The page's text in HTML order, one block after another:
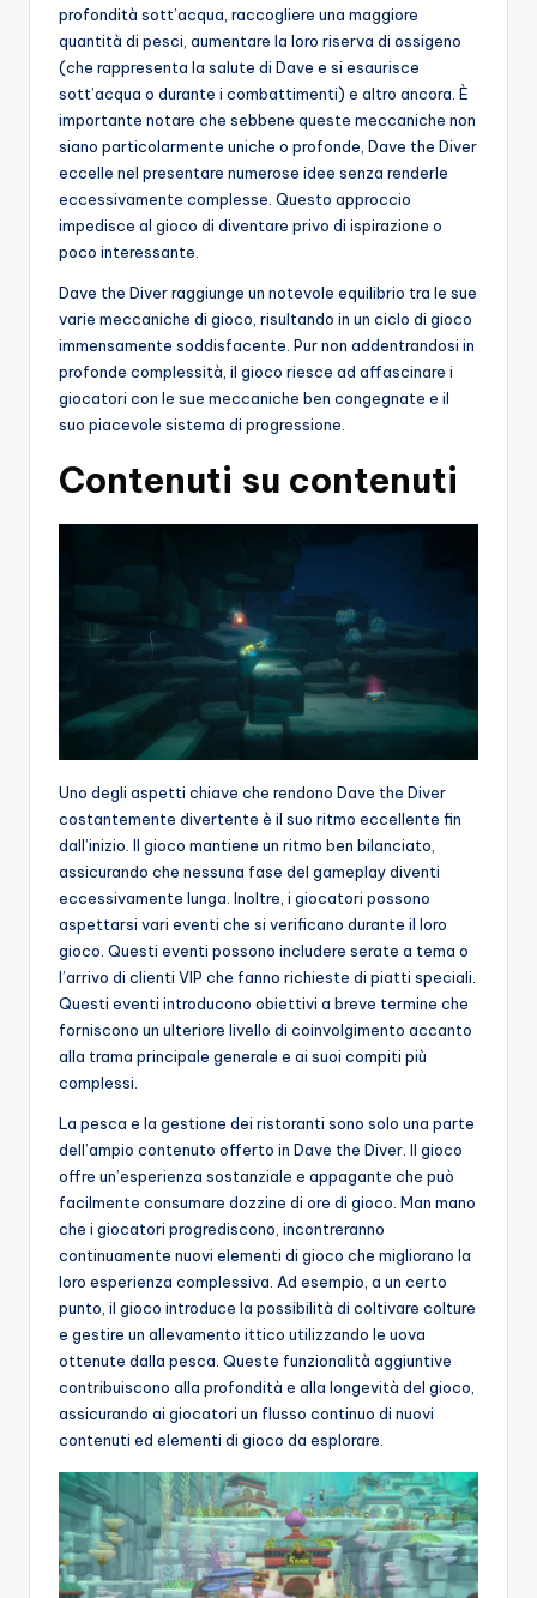
profondità sott’acqua, raccogliere una maggiore
quantità di pesci, aumentare la loro riserva di ossigeno
(che rappresenta la salute di Dave e si esaurisce
sott’acqua o durante i combattimenti) e altro ancora. È
importante notare che sebbene queste meccaniche non
siano particolarmente uniche o profonde, Dave the Diver
eccelle nel presentare numerose idee senza renderle
eccessivamente complesse. Questo approccio
impedisce al gioco di diventare privo di ispirazione o
poco interessante.
Dave the Diver raggiunge un notevole equilibrio tra le sue
varie meccaniche di gioco, risultando in un ciclo di gioco
immensamente soddisfacente. Pur non addentrandosi in
profonde complessità, il gioco riesce ad affascinare i
giocatori con le sue meccaniche ben congegnate e il
suo piacevole sistema di progressione.
Contenuti su contenuti
Uno degli aspetti chiave che rendono Dave the Diver
costantemente divertente è il suo ritmo eccellente fin
dall’inizio. Il gioco mantiene un ritmo ben bilanciato,
assicurando che nessuna fase del gameplay diventi
eccessivamente lunga. Inoltre, i giocatori possono
aspettarsi vari eventi che si verificano durante il loro
gioco. Questi eventi possono includere serate a tema o
l’arrivo di clienti VIP che fanno richieste di piatti speciali.
Questi eventi introducono obiettivi a breve termine che
forniscono un ulteriore livello di coinvolgimento accanto
alla trama principale generale e ai suoi compiti più
complessi.
La pesca e la gestione dei ristoranti sono solo una parte
dell’ampio contenuto offerto in Dave the Diver. Il gioco
offre un’esperienza sostanziale e appagante che può
facilmente consumare dozzine di ore di gioco. Man mano
che i giocatori progrediscono, incontreranno
continuamente nuovi elementi di gioco che migliorano la
loro esperienza complessiva. Ad esempio, a un certo
punto, il gioco introduce la possibilità di coltivare colture
e gestire un allevamento ittico utilizzando le uova
ottenute dalla pesca. Queste funzionalità aggiuntive
contribuiscono alla profondità e alla longevità del gioco,
assicurando ai giocatori un flusso continuo di nuovi
contenuti ed elementi di gioco da esplorare.